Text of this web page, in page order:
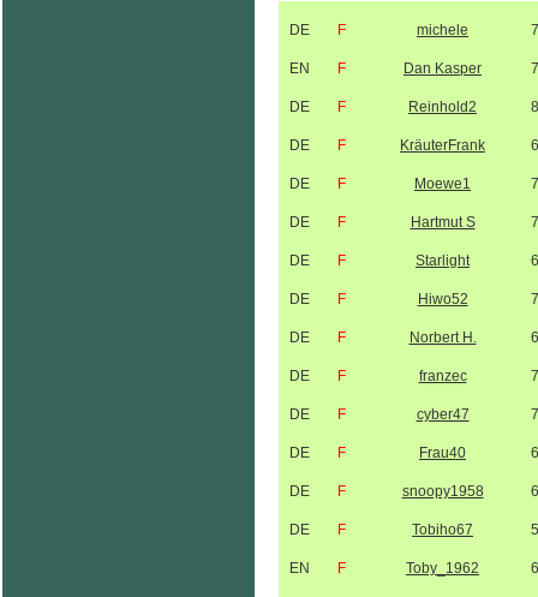
DE F michele
EN F Dan Kasper
DE F Reinhold2
DE F KräuterFrank
DE F Moewe1
DE F Hartmut S
DE F Starlight
DE F Hiwo52
DE F Norbert H.
DE F franzec
DE F cyber47
DE F Frau40
DE F snoopy1958
DE F Tobiho67
EN F Toby_1962